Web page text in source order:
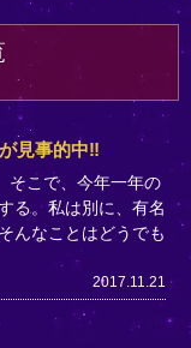
見事的中‼
そこで、今年一年の
る。私は別に、有名
んなことはどうでも
2017.11.21